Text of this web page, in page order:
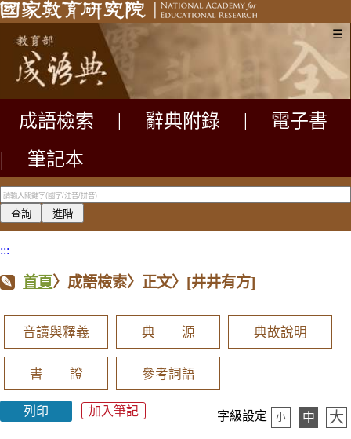
☰
成語檢索 辭典附錄
電子書
|
筆記本
:::
首頁〉成語檢索〉正文〉 [井井有方]
音讀與釋義 典 源 典故說明
書 證 參考詞語
列印 加入筆記 字級設定 小 中 大